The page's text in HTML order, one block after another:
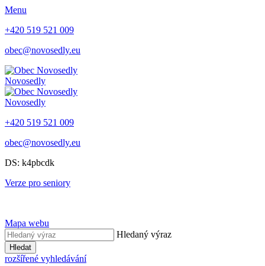
Menu
+420 519 521 009
obec@novosedly.eu
Novosedly
Novosedly
+420 519 521 009
obec@novosedly.eu
DS: k4pbcdk
Verze pro seniory
Mapa webu
Hledaný výraz
Hledat
rozšířené vyhledávání